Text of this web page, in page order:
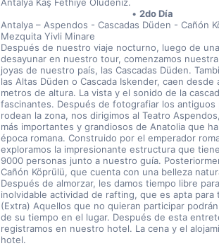
2do Día
Antalya – Aspendos - Cascadas Düden - Cañón
Mezquita Yivli Minare
Después de nuestro viaje nocturno, luego de
desayunar en nuestro tour, comenzamos
joyas de nuestro país, las Cascadas Düden.
las Altas Düden o Cascada Iskender, caen desde
metros de altura. La vista y el sonido de la
fascinantes. Después de fotografiar los antiguos
rodean la zona, nos dirigimos al Teatro
más importantes y grandiosos de Anatolia que
época romana. Construido por el emperador
exploramos la impresionante estructura que
9000 personas junto a nuestro guía.
Cañón Köprülü, que cuenta con una belleza
Después de almorzar, les damos tiempo libre
inolvidable actividad de rafting, que es apta para
(Extra) Aquellos que no quieran participar
de su tiempo en el lugar. Después de esta
registramos en nuestro hotel. La cena y el
hotel.